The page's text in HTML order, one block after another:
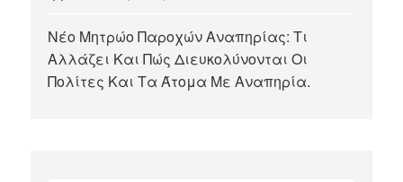
Νέο Μητρώο Παροχών Αναπηρίας: Τι
Αλλάζει Και Πώς Διευκολύνονται Οι
Πολίτες Και Τα Άτομα Με Αναπηρία.